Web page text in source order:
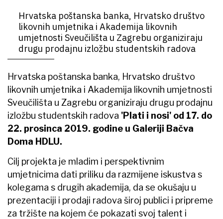
Hrvatska poštanska banka, Hrvatsko društvo
likovnih umjetnika i Akademija likovnih
umjetnosti Sveučilišta u Zagrebu organiziraju
drugu prodajnu izložbu studentskih radova
Hrvatska poštanska banka, Hrvatsko društvo
likovnih umjetnika i Akademija likovnih umjetnosti
Sveučilišta u Zagrebu organiziraju drugu prodajnu
izložbu studentskih radova 'Plati i nosi' od 17. do
22. prosinca 2019. godine u Galeriji Bačva
Doma HDLU.
Cilj projekta je mladim i perspektivnim
umjetnicima dati priliku da razmijene iskustva s
kolegama s drugih akademija, da se okušaju u
prezentaciji i prodaji radova široj publici i pripreme
za tržište na kojem će pokazati svoj talent i